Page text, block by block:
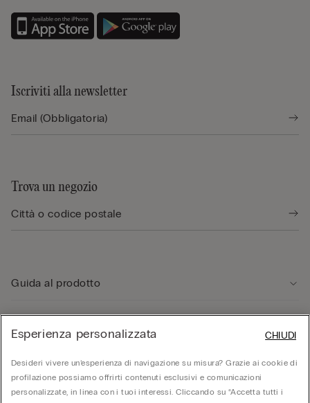
Iscriviti alla newsletter
Trova un negozio
Guida al prodotto
Area Legale
Esperienza personalizzata
Desideri vivere un’esperienza di navigazione su misura? Grazie ai cookie di
profilazione possiamo offrirti contenuti esclusivi e comunicazioni
personalizzate, in linea con i tuoi interessi. Cliccando su “Accetta tutti i
CHIUDI